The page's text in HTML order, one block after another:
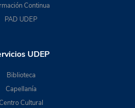
Continua
PAD UDEP
UDEP
Biblioteca
Capellanía
Cultural